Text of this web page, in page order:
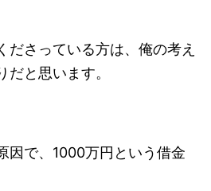
ださっている方は、俺の考え
と思います。
因で、1000万円という借金